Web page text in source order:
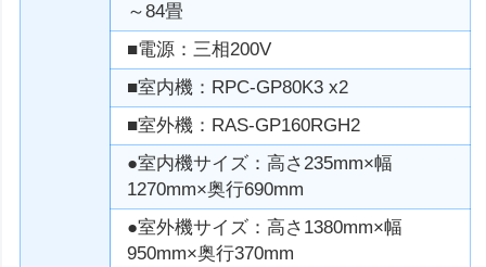
～84畳
■電源：三相200V
■室内機：RPC-GP80K3 x2
■室外機：RAS-GP160RGH2
●室内機サイズ：高さ235mm×幅
1270mm×奥行690mm
●室外機サイズ：高さ1380mm×幅
950mm×奥行370mm